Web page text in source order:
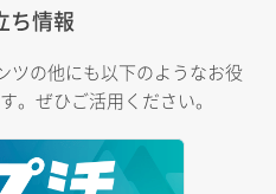
ち情報
ツの他にも以下のようなお役
。ぜひご活用ください。